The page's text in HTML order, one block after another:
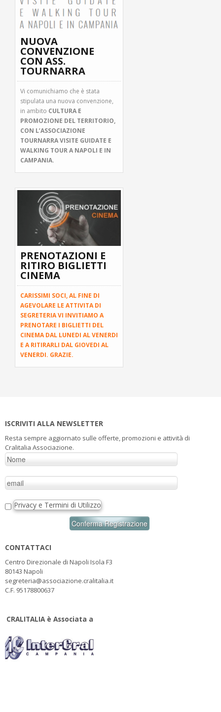
NUOVA
CONVENZIONE
CON ASS.
TOURNARRA
Vi comunichiamo che è stata
stipulata una nuova convenzione,
in ambito CULTURA E
PROMOZIONE DEL TERRITORIO,
CON L’ASSOCIAZIONE
TOURNARRA VISITE GUIDATE E
WALKING TOUR A NAPOLI E IN
CAMPANIA.
PRENOTAZIONI E
RITIRO BIGLIETTI
CINEMA
CARISSIMI SOCI, AL FINE DI
AGEVOLARE LE ATTIVITA DI
SEGRETERIA VI INVITIAMO A
PRENOTARE I BIGLIETTI DEL
CINEMA DAL LUNEDI AL VENERDI
E A RITIRARLI DAL GIOVEDI AL
VENERDI. GRAZIE.
ISCRIVITI ALLA NEWSLETTER
Resta sempre aggiornato sulle offerte, promozioni e attività di
Cralitalia Associazione.
Privacy e Termini di Utilizzo
CONTATTACI
Centro Direzionale di Napoli Isola F3
80143 Napoli
segreteria@associazione.cralitalia.it
C.F. 95178800637
CRALITALIA è Associata a